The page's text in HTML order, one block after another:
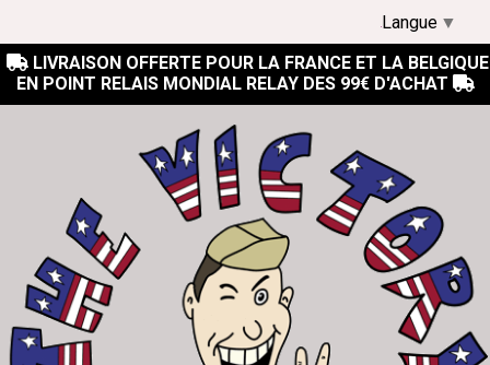
 LIVRAISON OFFERTE POUR LA FRANCE ET LA BELGIQUE
EN POINT RELAIS MONDIAL RELAY DES 99€ D'ACHAT 
Langue ▼